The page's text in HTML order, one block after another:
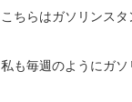
こちらはガソリンスタ
私も毎週のようにガ